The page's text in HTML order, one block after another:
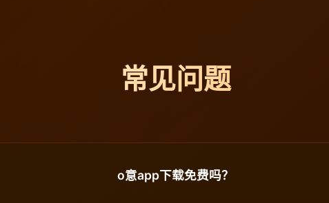
常见问题
o意app下载免费吗？